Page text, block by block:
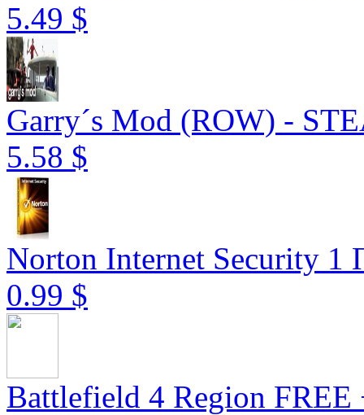
5.49 $
Garry´s Mod (ROW) -
5.58 $
Norton Internet Security 1
0.99 $
Battlefield 4 Region FREE